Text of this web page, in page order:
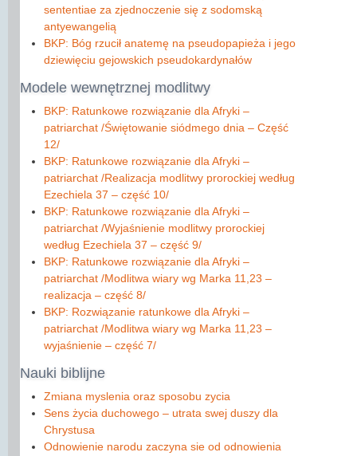
sententiae za zjednoczenie się z sodomską
antyewangelią
BKP: Bóg rzucił anatemę na pseudopapieża i jego
dziewięciu gejowskich pseudokardynałów
Modele wewnętrznej modlitwy
BKP: Ratunkowe rozwiązanie dla Afryki –
patriarchat /Świętowanie siódmego dnia – Część
12/
BKP: Ratunkowe rozwiązanie dla Afryki –
patriarchat /Realizacja modlitwy prorockiej według
Ezechiela 37 – сzęść 10/
BKP: Ratunkowe rozwiązanie dla Afryki –
patriarchat /Wyjaśnienie modlitwy prorockiej
według Ezechiela 37 – część 9/
BKP: Ratunkowe rozwiązanie dla Afryki –
patriarchat /Modlitwa wiary wg Marka 11,23 –
realizacja – część 8/
BKP: Rozwiązanie ratunkowe dla Afryki –
patriarchat /Modlitwa wiary wg Marka 11,23 –
wyjaśnienie – część 7/
Nauki biblijne
Zmiana myslenia oraz sposobu zycia
Sens życia duchowego – utrata swej duszy dla
Chrystusa
Odnowienie narodu zaczyna sie od odnowienia